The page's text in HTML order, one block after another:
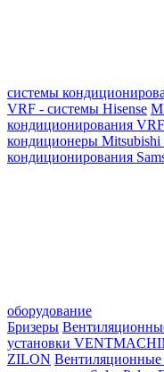
системы
VRF - системы Hisense
кондиционирования
кондиционеры Mitsubishi
кондиционирования
оборудование
Бризеры
установки
ZILON